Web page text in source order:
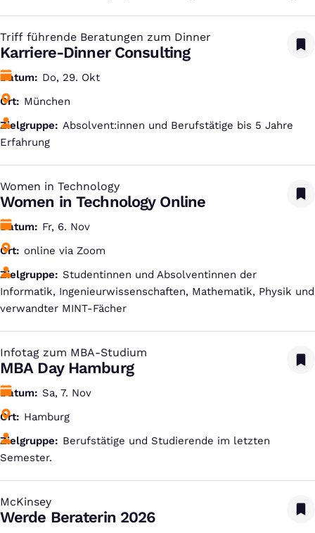
Triff führende Beratungen zum Dinner
:
Karriere-Dinner Consulting
Datum
Do, 29. Okt
Ort
München
Zielgruppe
Absolvent:innen und Berufstätige bis 5 Jahre
Erfahrung
Women in Technology
:
Women in Technology Online
Datum
Fr, 6. Nov
Ort
online via Zoom
Zielgruppe
Studentinnen und Absolventinnen der
Informatik, Ingenieurwissenschaften, Mathematik, Physik und
verwandter MINT-Fächer
Infotag zum MBA-Studium
:
MBA Day Hamburg
Datum
Sa, 7. Nov
Ort
Hamburg
Zielgruppe
Berufstätige und Studierende im letzten
Semester.
McKinsey
:
Werde Beraterin 2026